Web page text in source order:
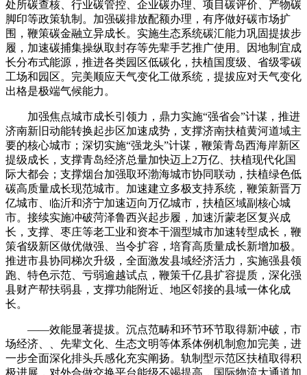
处所碳查核、行业碳管控、企业碳办理、项目碳评价、产物碳
脚印等政策轨制。加强碳排放配额办理，有序做好碳市场扩
围，鞭策碳金融立异成长。实施生态系统碳汇能力巩固提拔步
履，加速碳捕集操纵取封存等先辈手艺推广使用。因地制宜成
长分布式能源，推进各类园区低碳化，扶植国度级、省级零碳
工场和园区。完美顺应天气变化工做系统，提拔应对天气变化
出格是极端气候能力。
加强焦点城市成长引领力，鼎力实施“强省会”计谋，推进
济南新旧动能转换起步区加速成势，支撑济南扶植黄河道域主
要的核心城市；深切实施“强龙头”计谋，鞭策青岛西海岸新区
提级成长，支撑青岛经济总量加快迈上2万亿、扶植现代化国
际大都会；支撑烟台加强取环渤海城市协同联动，扶植绿色低
碳高质量成长现范城市。加速建立多极支持系统，鞭策新晋万
亿城市、临沂和济宁加速迈向万亿城市，扶植区域副核心城
市。接续实施冲破菏泽鲁西兴起步履，加速沂蒙老区复兴成
长，支撑、枣庄等老工业和资本干涸型城市加速转型成长，鞭
策省级新区做优做强、当令扩容，培育高质量成长新增加极。
推进市县协同梯次升级，全面激发县域经济活力，实施强县领
跑、特色示范、亏弱逾越试点，鞭策千亿县扩容提质，深化强
县财产帮扶弱县，支撑功能附近、地区邻接的县域一体化成
长。
——效能显著提拔。沉点范畴和环节环节取得新冲破，市
场经济、、先辈文化、生态文明等体系体例机制愈加完美，进
一步全面深化排头兵感化充实阐扬。轨制型示范区扶植取得积
极进展，对外合做交换平台能级不竭提高，国际物流大通道加